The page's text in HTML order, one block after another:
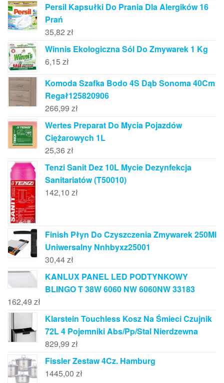
Persil Kapsułki Do Prania Dla Alergików 16
Prań
35,82 zł
Winnis Ekologiczna Sól Do Zmywarek 1 Kg
6,15 zł
Komoda Szafka Bodo 4S Dąb Sonoma 40Cm
Regał125820906
266,99 zł
Wertes Preparat Do Mycia Pojazdów
Ciężarowych 1L
25,36 zł
Tenzi Sanit Dez 10L Mycie Dezynfekcja
Sanitariatów (T50010)
142,10 zł
Finish Płyn Do Czyszczenia Zmywarek 250Ml
Uniwersalny Nnhbyxz25001
30,44zł
KANLUX PANEL LED PODTYNKOWY
BLINGO T 38W 6060 NW 6060NW 33183
162,49 zł
Klarstein Touchless Kosz Na Śmieci Czujnik
72L 4 Pojemniki Abs/Pp/Stal Nierdzewna
829,99 zł
Fissler Zestaw 4Cz. Hamburg
1445,00 zł